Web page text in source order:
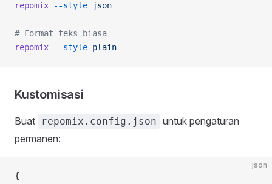
repomix --style json
# Format teks biasa
repomix --style plain
Kustomisasi
Buat repomix.config.json untuk pengaturan
permanen:
json
{